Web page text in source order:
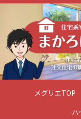
メグリエTOP
ハ